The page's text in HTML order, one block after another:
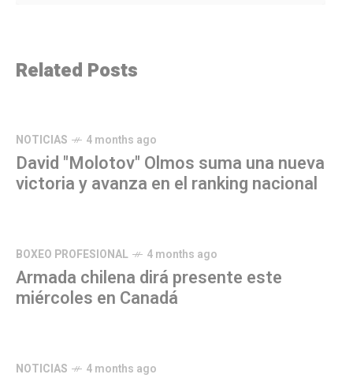
Related Posts
NOTICIAS 4 months ago
David "Molotov" Olmos suma una nueva
victoria y avanza en el ranking nacional
BOXEO PROFESIONAL 4 months ago
Armada chilena dirá presente este
miércoles en Canadá
NOTICIAS 4 months ago